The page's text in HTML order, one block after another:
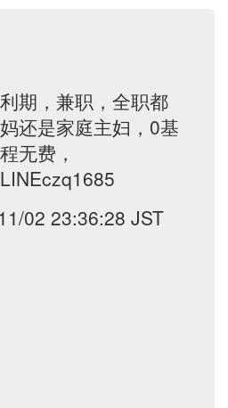
期，兼职，全职都
还是家庭主妇，0基
无费，
02 23:36:28 JST